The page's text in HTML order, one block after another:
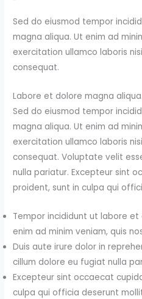
Sed do eiusmod tempor
magna aliqua. Ut enim ad
exercitation ullamco laboris
consequat.
Labore et dolore magna aliqua.
Sed do eiusmod tempor
magna aliqua. Ut enim ad
exercitation ullamco laboris
consequat. Voluptate velit
nulla pariatur. Excepteur sint
proident, sunt in culpa qui
Tempor incididunt ut labore et
enim ad minim veniam, quis
Duis aute irure dolor in
cillum dolore eu fugiat nulla
Excepteur sint occaecat
culpa qui officia deserunt